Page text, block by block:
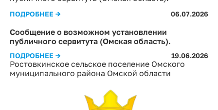
Ростовкинское сельское поселение Омского
муниципального района Омской области
ПОДРОБНЕЕ → 06.07.2026
Сообщение о возможном установлении
публичного сервитута (Омская область).
ПОДРОБНЕЕ → 19.06.2026